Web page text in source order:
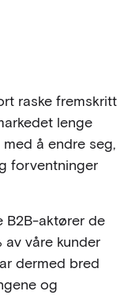
raske fremskritt
lenge
å endre seg,
forventninger
B2B-aktører de
våre kunder
dermed bred
og